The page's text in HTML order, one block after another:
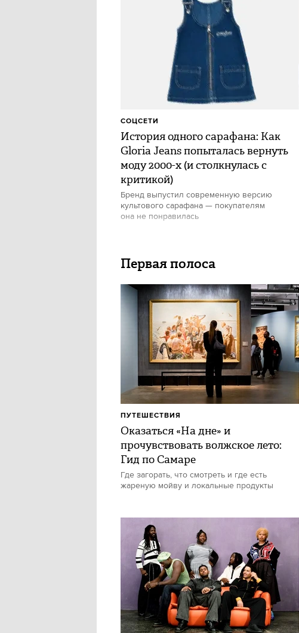
История одного сарафана: Как
Gloria Jeans попыталась вернуть
моду 2000-х (и столкнулась с
критикой)
Бренд выпустил современную версию
культового сарафана — покупателям
она не понравилась
СОЦСЕТИ
Первая полоса
Оказаться «На дне» и
прочувствовать волжское лето:
Гид по Самаре
Где загорать, что смотреть и где есть
жареную мойву и локальные продукты
ПУТЕШЕСТВИЯ